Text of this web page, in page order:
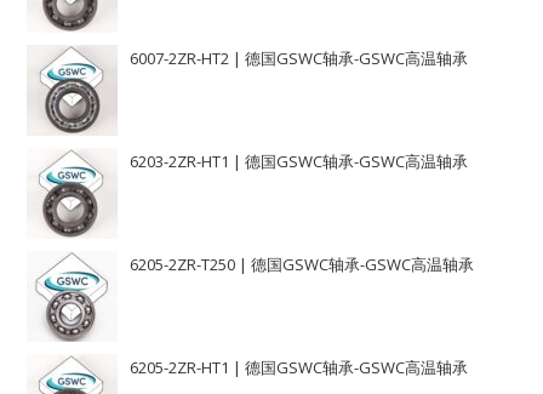
6007-2ZR-HT2 | 德国GSWC轴承-GSWC高温轴承
6203-2ZR-HT1 | 德国GSWC轴承-GSWC高温轴承
6205-2ZR-T250 | 德国GSWC轴承-GSWC高温轴承
6205-2ZR-HT1 | 德国GSWC轴承-GSWC高温轴承